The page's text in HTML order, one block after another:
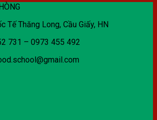
Tế Thăng Long, Cầu Giấy, HN
731 – 0973 455 492